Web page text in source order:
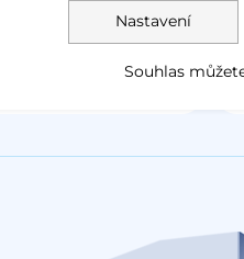
Nastavení
Souhlas